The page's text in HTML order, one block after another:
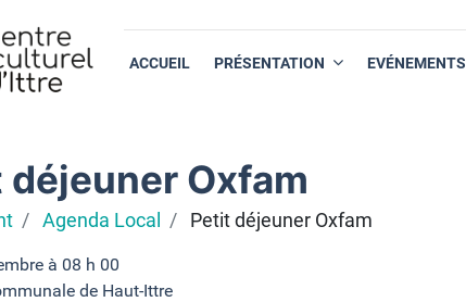
ACCUEIL PRÉSENTATION EVÉNEMENTS
déjeuner Oxfam
Agenda Local Petit déjeuner Oxfam
à 08 h 00
de Haut-Ittre